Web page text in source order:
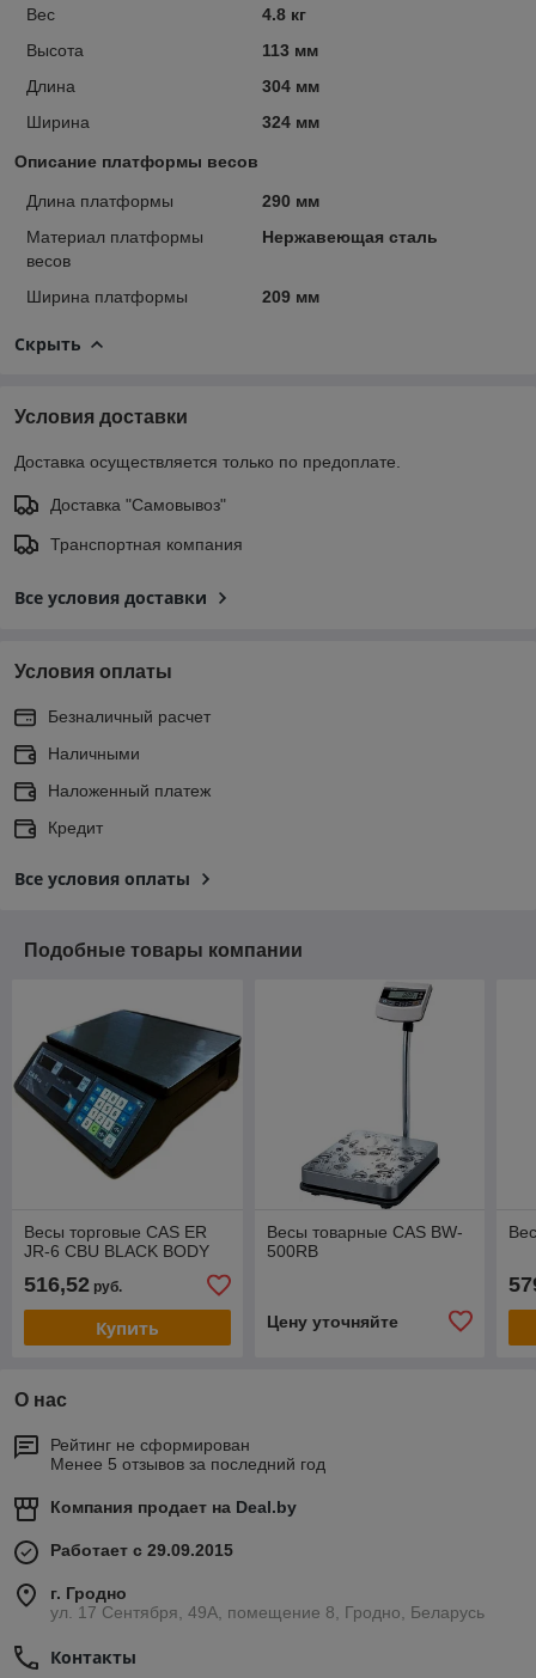
Вес
4.8 кг
Высота
113 мм
Длина
304 мм
Ширина
324 мм
Описание платформы весов
Длина платформы
290 мм
Материал платформы
весов
Нержавеющая сталь
Ширина платформы 209 мм
Скрыть
Условия доставки
Доставка осуществляется только по предоплате.
Доставка "Самовывоз"
Транспортная компания
Все условия доставки
Условия оплаты
Безналичный расчет
Наличными
Наложенный платеж
Кредит
Все условия оплаты
Подобные товары компании
Весы торговые CAS ER
JR-6 CBU BLACK BODY
516,52 руб.
Купить
Весы товарные CAS BW-
500RB
Цену уточняйте
О нас
Рейтинг не сформирован
Менее 5 отзывов за последний год
Компания продает на Deal.by
Работает с 29.09.2015
г. Гродно
ул. 17 Сентября, 49А, помещение 8, Гродно, Беларусь
Контакты